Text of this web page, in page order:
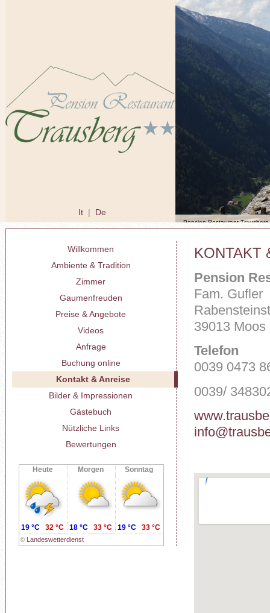
It De
Willkommen
Ambiente & Tradition
Zimmer
Gaumenfreuden
Preise & Angebote
Videos
Anfrage
Buchung online
Kontakt & Anreise
Bilder & Impressionen
Gästebuch
Nützliche Links
Bewertungen
Heute Morgen Sonntag
© Landeswetterdienst
19 °C 32 °C 18 °C 33 °C 19 °C 33 °C
KONTAKT
Pension
Fam. Gufler
39013
Telefon
0039 0473
0039/